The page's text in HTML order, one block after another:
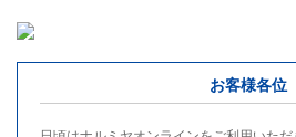
お客様各位